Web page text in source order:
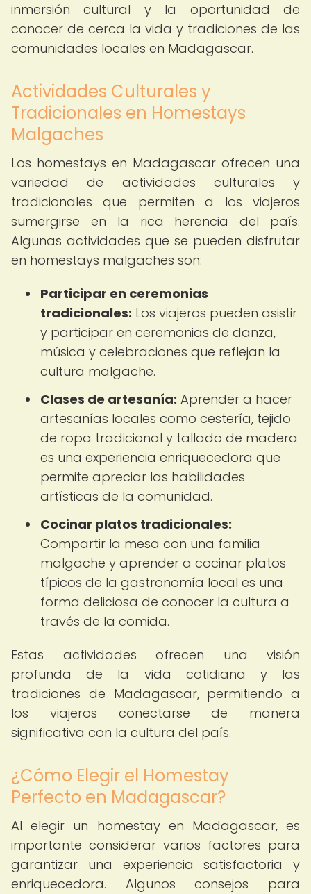
inmersión cultural y la oportunidad de
conocer de cerca la vida y tradiciones de las
comunidades locales en Madagascar.
Actividades Culturales y
Tradicionales en Homestays
Malgaches
Los homestays en Madagascar ofrecen una
variedad de actividades culturales y
tradicionales que permiten a los viajeros
sumergirse en la rica herencia del país.
Algunas actividades que se pueden disfrutar
en homestays malgaches son:
Participar en ceremonias
tradicionales: Los viajeros pueden asistir
y participar en ceremonias de danza,
música y celebraciones que reflejan la
cultura malgache.
Clases de artesanía: Aprender a hacer
artesanías locales como cestería, tejido
de ropa tradicional y tallado de madera
es una experiencia enriquecedora que
permite apreciar las habilidades
artísticas de la comunidad.
Cocinar platos tradicionales:
Compartir la mesa con una familia
malgache y aprender a cocinar platos
típicos de la gastronomía local es una
forma deliciosa de conocer la cultura a
través de la comida.
Estas actividades ofrecen una visión
profunda de la vida cotidiana y las
tradiciones de Madagascar, permitiendo a
los viajeros conectarse de manera
significativa con la cultura del país.
¿Cómo Elegir el Homestay
Perfecto en Madagascar?
Al elegir un homestay en Madagascar, es
importante considerar varios factores para
garantizar una experiencia satisfactoria y
enriquecedora. Algunos consejos para